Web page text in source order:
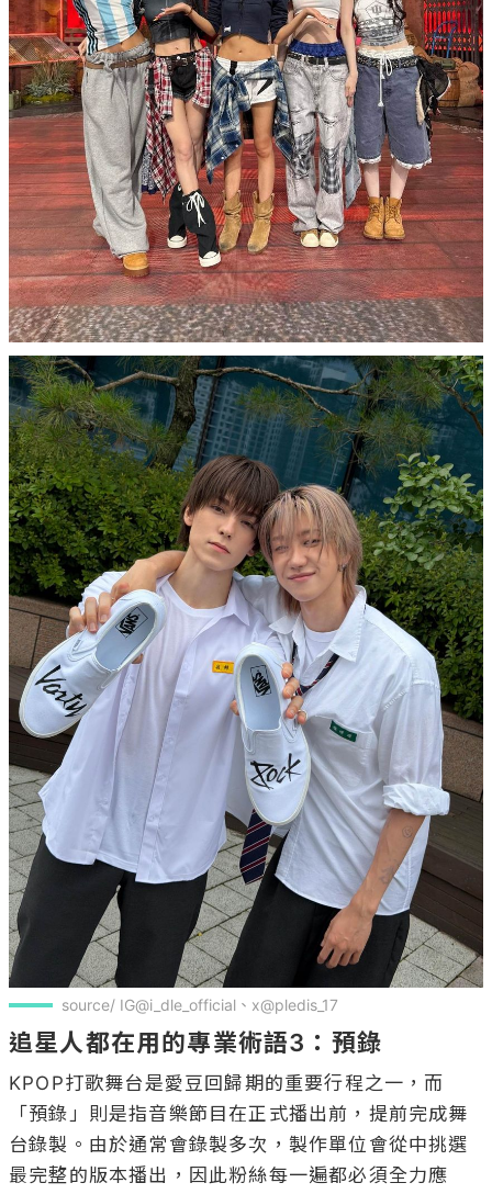
source/ IG@i_dle_official、x@pledis_17
追星人都在用的專業術語3：預錄
KPOP打歌舞台是愛豆回歸期的重要行程之一，而
「預錄」則是指音樂節目在正式播出前，提前完成舞
台錄製。由於通常會錄製多次，製作單位會從中挑選
最完整的版本播出，因此粉絲每一遍都必須全力應